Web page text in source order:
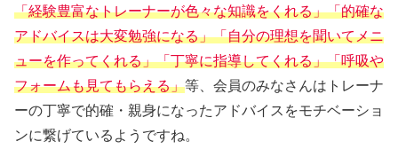
「経験豊富なトレーナーが色々な知識をくれる」「的確な
アドバイスは大変勉強になる」「自分の理想を聞いてメニ
ューを作ってくれる」「丁寧に指導してくれる」「呼吸や
フォームも見てもらえる」等、会員のみなさんはトレーナ
ーの丁寧で的確・親身になったアドバイスをモチベーショ
ンに繋げているようですね。